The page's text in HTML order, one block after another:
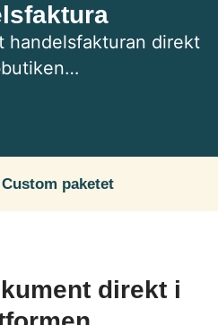
handelsfakturan direkt
Custom paketet
direkt i